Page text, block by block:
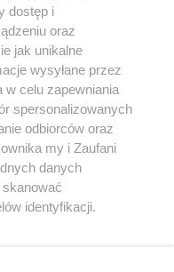
Youtube
dostęp i
oraz
jak unikalne
wysyłane przez
w celu zapewniania
spersonalizowanych
odbiorców oraz
my i Zaufani
danych
identyfikacji.